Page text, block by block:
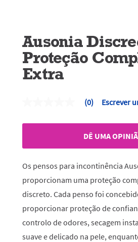
Ausonia
Proteção
Extra
de
para
mesma
página.
(0) Escrever
DÊ UMA
Os pensos para incontinência
proporcionam uma proteção
discreto. Cada penso foi
proporcionar proteção de
controlo de odores, secagem
suave e delicado na pele,